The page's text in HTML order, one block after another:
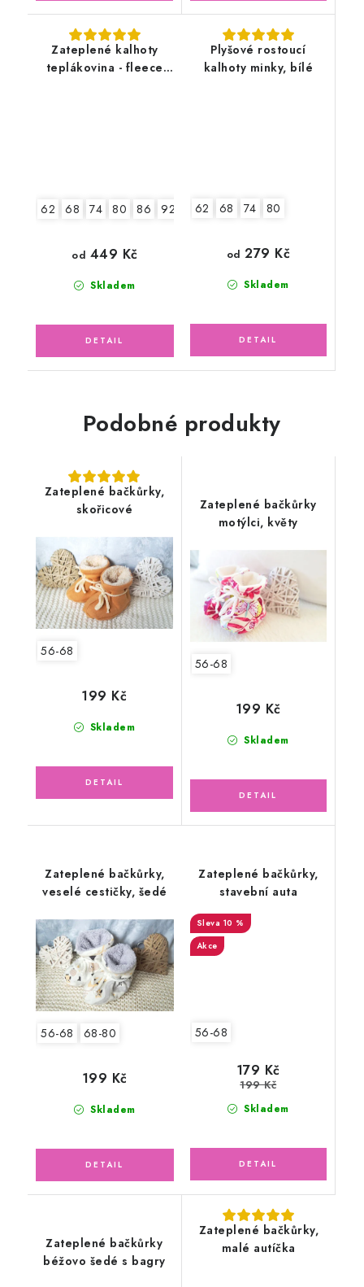
Zateplené kalhoty
teplákovina - fleece
62 68 74 80 86 92 98
Skladem
od 449 Kč
Plyšové rostoucí
kalhoty minky, bílé
62 68 74 80
Skladem
od 279 Kč
Podobné produkty
Zateplené bačkůrky,
skořicové
56-68
Skladem
199 Kč
Zateplené bačkůrky
motýlci, květy
56-68
Skladem
199 Kč
Zateplené bačkůrky,
veselé cestičky, šedé
56-68 68-80
Skladem
199 Kč
Zateplené bačkůrky,
stavební auta
10 %
Akce
56-68
Skladem
179 Kč
199 Kč
Zateplené bačkůrky
béžovo šedé s bagry
Zateplené bačkůrky,
malé autíčka